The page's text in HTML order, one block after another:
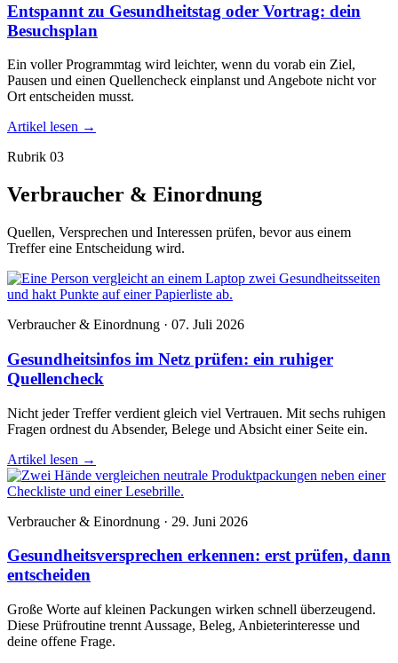
Entspannt zu Gesundheitstag oder Vortrag: dein
Besuchsplan
Ein voller Programmtag wird leichter, wenn du vorab ein Ziel,
Pausen und einen Quellencheck einplanst und Angebote nicht vor
Ort entscheiden musst.
Artikel lesen →
Rubrik 03
Verbraucher & Einordnung
Quellen, Versprechen und Interessen prüfen, bevor aus einem
Treffer eine Entscheidung wird.
Verbraucher & Einordnung · 07. Juli 2026
Gesundheitsinfos im Netz prüfen: ein ruhiger
Quellencheck
Nicht jeder Treffer verdient gleich viel Vertrauen. Mit sechs ruhigen
Fragen ordnest du Absender, Belege und Absicht einer Seite ein.
Artikel lesen →
Verbraucher & Einordnung · 29. Juni 2026
Gesundheitsversprechen erkennen: erst prüfen, dann
entscheiden
Große Worte auf kleinen Packungen wirken schnell überzeugend.
Diese Prüfroutine trennt Aussage, Beleg, Anbieterinteresse und
deine offene Frage.